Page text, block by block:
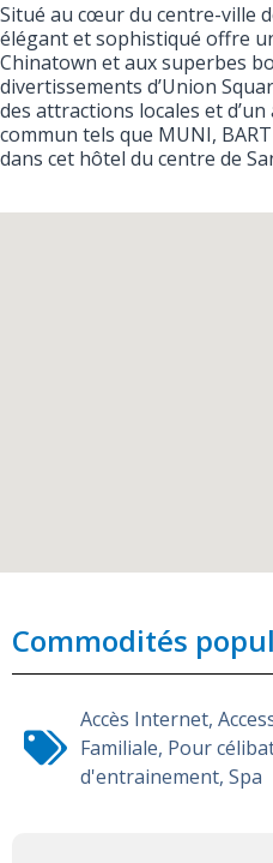
Situé au cœur du centre-ville
élégant et sophistiqué offre
Chinatown et aux superbes
divertissements d’Union
des attractions locales et
commun tels que MUNI,
dans cet hôtel du centre de
Commodités
Accès Internet,
Familiale, Pour
d'entrainement, Spa